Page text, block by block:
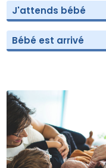
J'attends bébé
Bébé est arrivé